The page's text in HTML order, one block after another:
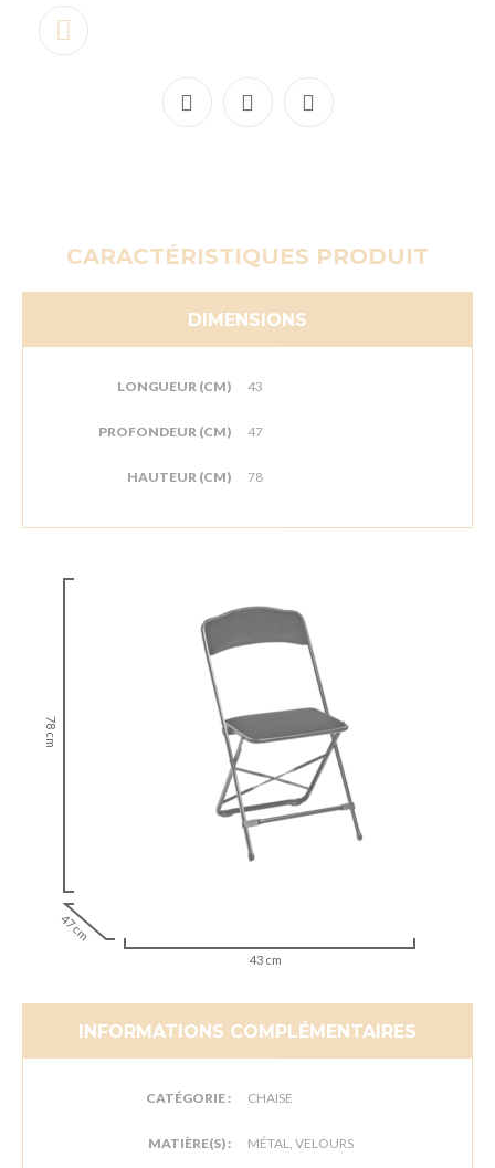
CARACTÉRISTIQUES PRODUIT
DIMENSIONS
LONGUEUR (CM) 43
PROFONDEUR (CM) 47
HAUTEUR (CM) 78
78 cm
47 cm
43 cm
INFORMATIONS COMPLÉMENTAIRES
CATÉGORIE : CHAISE
MATIÈRE(S) : MÉTAL, VELOURS